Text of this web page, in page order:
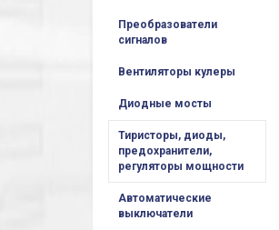
Преобразователи
сигналов
Вентиляторы кулеры
Диодные мосты
Тиристоры, диоды,
предохранители,
регуляторы мощности
Автоматические
выключатели